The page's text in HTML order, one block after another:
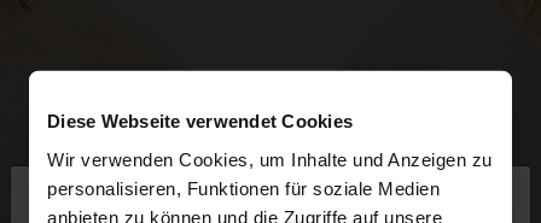
Diese Webseite verwendet Cookies
Wir verwenden Cookies, um Inhalte und Anzeigen zu
personalisieren, Funktionen für soziale Medien
anbieten zu können und die Zugriffe auf unsere
hallo